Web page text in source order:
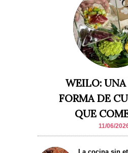
WEILO: UNA
FORMA DE
QUE
11/06/